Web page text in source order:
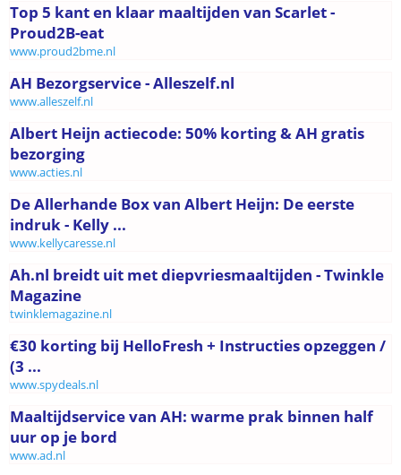
Top 5 kant en klaar maaltijden van Scarlet -
Proud2B-eat
www.proud2bme.nl
AH Bezorgservice - Alleszelf.nl
www.alleszelf.nl
Albert Heijn actiecode: 50% korting & AH gratis
bezorging
www.acties.nl
De Allerhande Box van Albert Heijn: De eerste
indruk - Kelly ...
www.kellycaresse.nl
Ah.nl breidt uit met diepvriesmaaltijden - Twinkle
Magazine
twinklemagazine.nl
€30 korting bij HelloFresh + Instructies opzeggen /
(3 ...
www.spydeals.nl
Maaltijdservice van AH: warme prak binnen half
uur op je bord
www.ad.nl